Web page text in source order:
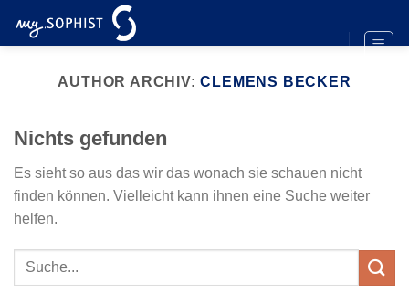
Inhalt
AUTHOR ARCHIV:CLEMENS BECKER
Nichts gefunden
Es sieht so aus das wir das wonach sie schauen nicht
finden können. Vielleicht kann ihnen eine Suche weiter
helfen.